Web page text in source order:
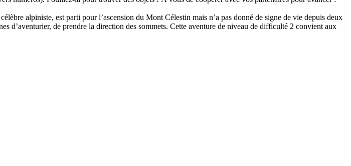
alpiniste, est parti pour l’ascension du Mont Célestin mais n’a pas donné de signe de vie depuis deux
d’aventurier, de prendre la direction des sommets. Cette aventure de niveau de difficulté 2 convient aux